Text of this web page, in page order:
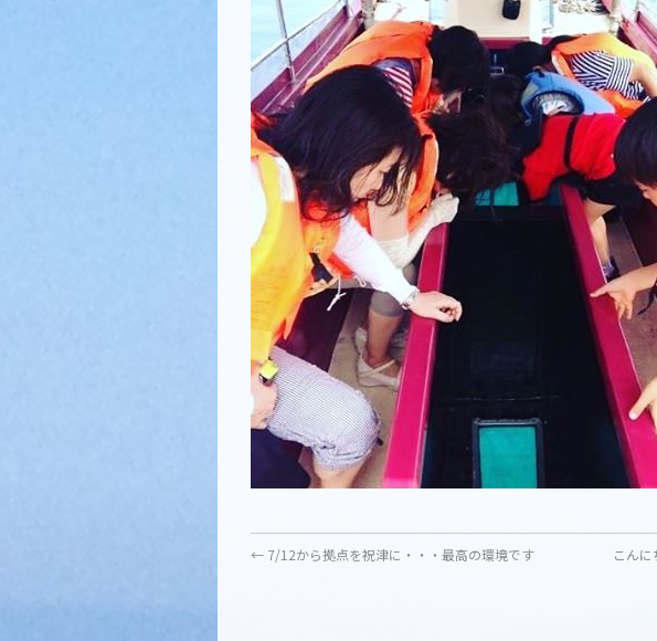
← 7/12から拠点を祝津に・・・最高の環境です
こん